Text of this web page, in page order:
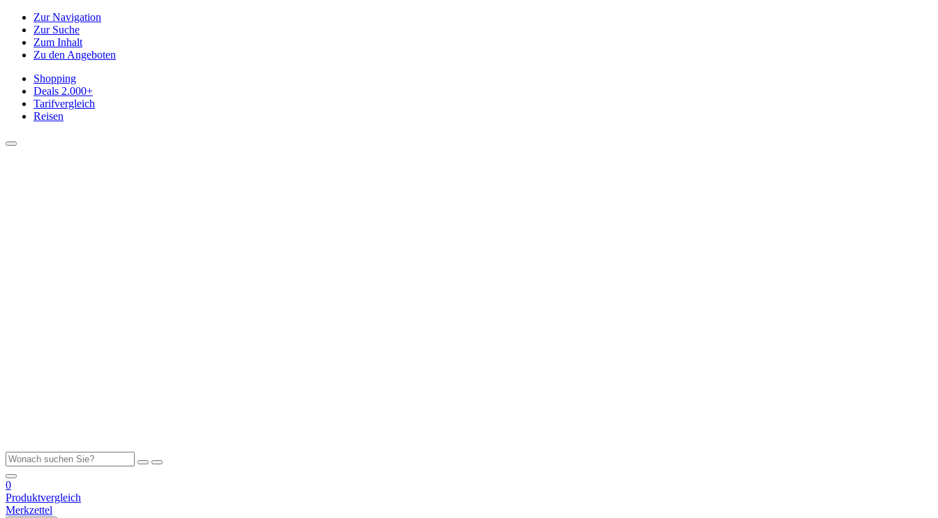
Zur Navigation
Zur Suche
Zum Inhalt
Zu den Angeboten
Shopping
Deals 2.000+
Tarifvergleich
Reisen
0
Produktvergleich
Merkzettel